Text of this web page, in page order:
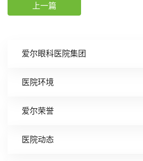
爱尔眼科医院集团
医院环境
爱尔荣誉
医院动态
上一篇